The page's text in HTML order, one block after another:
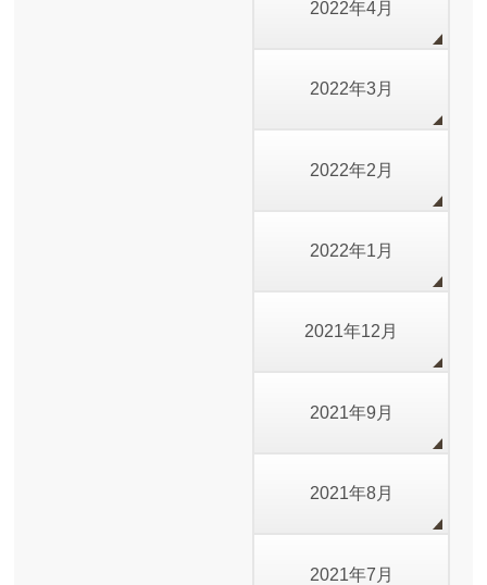
2022年4月
2022年3月
2022年2月
2022年1月
2021年12月
2021年9月
2021年8月
2021年7月